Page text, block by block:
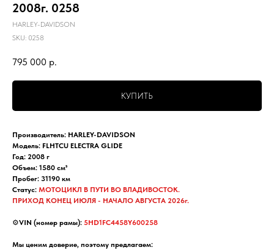
2008г. 0258
HARLEY-DAVIDSON
SKU: 0258
795 000 р.
КУПИТЬ
Производитель: HARLEY-DAVIDSON
Модель: FLHTCU ELECTRA GLIDE
Год: 2008 г
Объем: 1580 см³
Пробег: 31190 км
Статус: МОТОЦИКЛ В ПУТИ ВО ВЛАДИВОСТОК.
ПРИХОД КОНЕЦ ИЮЛЯ - НАЧАЛО АВГУСТА 2026г.
⚙️VIN (номер рамы): 5HD1FC4458Y600258
Мы ценим доверие, поэтому предлагаем: